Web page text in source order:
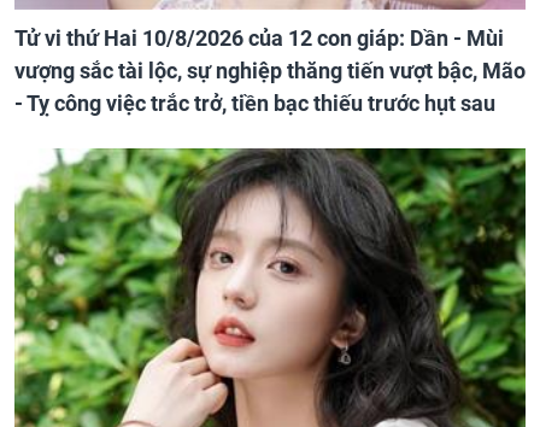
Tử vi thứ Hai 10/8/2026 của 12 con giáp: Dần - Mùi
vượng sắc tài lộc, sự nghiệp thăng tiến vượt bậc, Mão
- Tỵ công việc trắc trở, tiền bạc thiếu trước hụt sau